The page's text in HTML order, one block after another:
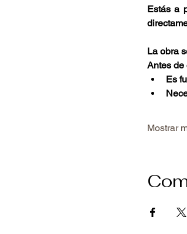
Estás a
La obra
Antes de
Es
Mostrar